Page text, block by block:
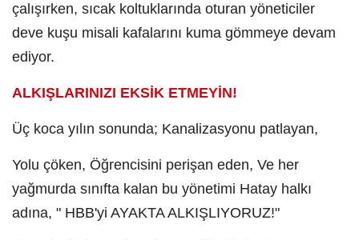
çalışırken, sıcak koltuklarında oturan yöneticiler
deve kuşu misali kafalarını kuma gömmeye devam
ediyor.
​ALKIŞLARINIZI EKSİK ETMEYİN!
​Üç koca yılın sonunda; ​Kanalizasyonu patlayan, ​
Yolu çöken, ​Öğrencisini perişan eden, ​Ve her
yağmurda sınıfta kalan bu yönetimi Hatay halkı
adına, " HBB'yi AYAKTA ALKIŞLIYORUZ!"